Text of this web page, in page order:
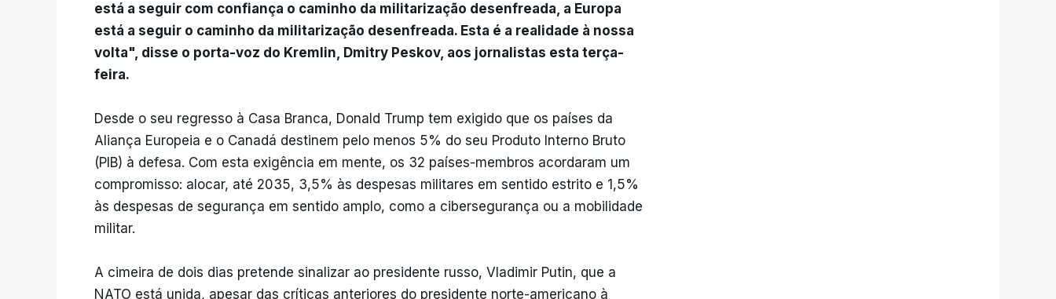
está a seguir com confiança o caminho da militarização desenfreada, a Europa
está a seguir o caminho da militarização desenfreada. Esta é a realidade à nossa
volta", disse o porta-voz do Kremlin, Dmitry Peskov, aos jornalistas esta terça-
feira.
Desde o seu regresso à Casa Branca, Donald Trump tem exigido que os países da
Aliança Europeia e o Canadá destinem pelo menos 5% do seu Produto Interno Bruto
(PIB) à defesa. Com esta exigência em mente, os 32 países-membros acordaram um
compromisso: alocar, até 2035, 3,5% às despesas militares em sentido estrito e 1,5%
às despesas de segurança em sentido amplo, como a cibersegurança ou a mobilidade
militar.
A cimeira de dois dias pretende sinalizar ao presidente russo, Vladimir Putin, que a
NATO está unida, apesar das críticas anteriores do presidente norte-americano à